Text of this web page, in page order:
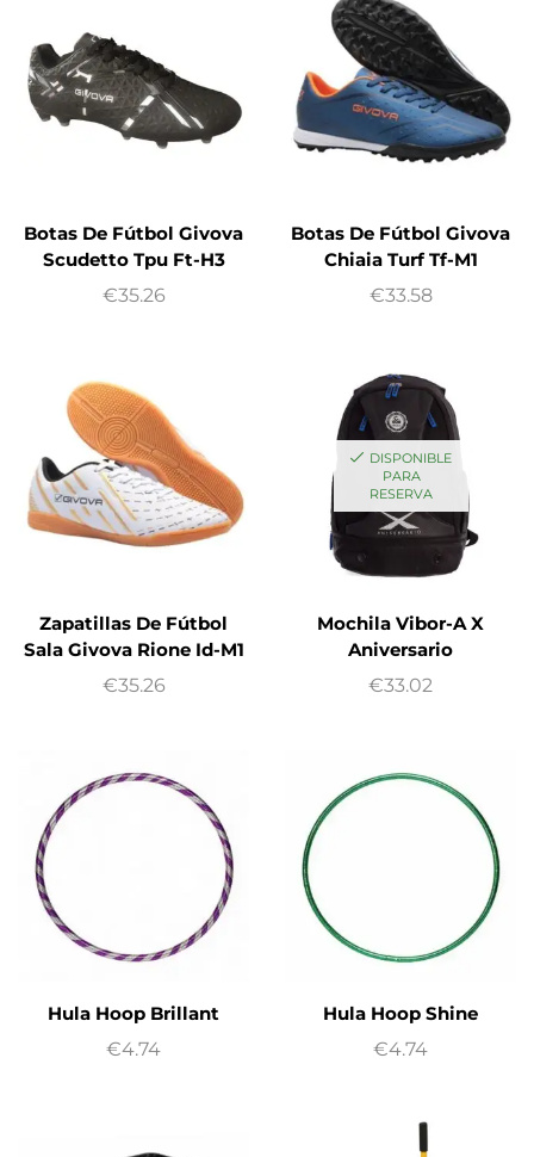
Botas De Fútbol Givova
Scudetto Tpu Ft-H3
€35.26
Botas De Fútbol Givova
Chiaia Turf Tf-M1
€33.58
Zapatillas De Fútbol
Sala Givova Rione Id-M1
€35.26
DISPONIBLE
PARA
RESERVA
Mochila Vibor-A X
Aniversario
€33.02
Hula Hoop Brillant
€4.74
Hula Hoop Shine
€4.74